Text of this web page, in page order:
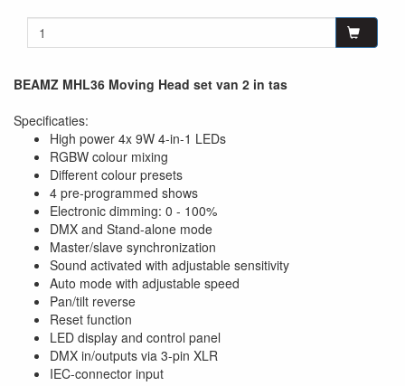
BEAMZ MHL36 Moving Head set van 2 in tas
Specificaties:
High power 4x 9W 4-in-1 LEDs
RGBW colour mixing
Different colour presets
4 pre-programmed shows
Electronic dimming: 0 - 100%
DMX and Stand-alone mode
Master/slave synchronization
Sound activated with adjustable sensitivity
Auto mode with adjustable speed
Pan/tilt reverse
Reset function
LED display and control panel
DMX in/outputs via 3-pin XLR
IEC-connector input